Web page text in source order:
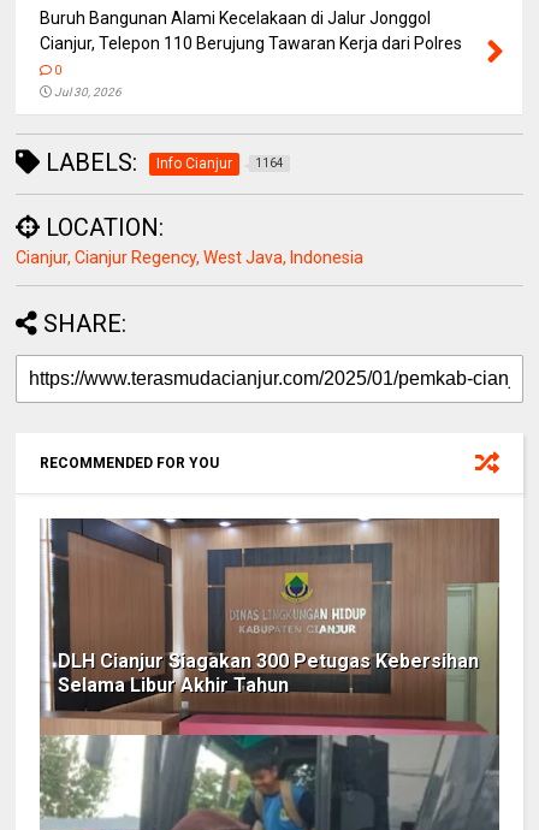
Buruh Bangunan Alami Kecelakaan di Jalur Jonggol
Cianjur, Telepon 110 Berujung Tawaran Kerja dari Polres
0
Jul 30, 2026
LABELS: Info Cianjur 1164
LOCATION:
Cianjur, Cianjur Regency, West Java, Indonesia
SHARE:
RECOMMENDED FOR YOU
DLH Cianjur Siagakan 300 Petugas Kebersihan
Selama Libur Akhir Tahun